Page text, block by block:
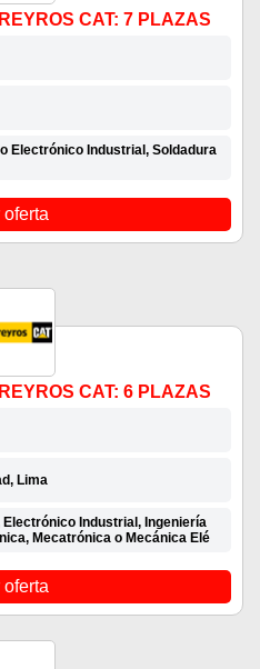
CAT: 7 PLAZAS
Electrónico Industrial, Soldadura
oferta
CAT: 6 PLAZAS
Lima
Industrial, Ingeniería
Mecatrónica o Mecánica Elé
oferta